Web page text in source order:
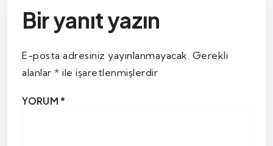
Bir yanıt yazın
E-posta adresiniz yayınlanmayacak. Gerekli
alanlar * ile işaretlenmişlerdir
YORUM*